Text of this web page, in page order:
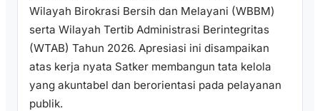
Wilayah Birokrasi Bersih dan Melayani (WBBM)
serta Wilayah Tertib Administrasi Berintegritas
(WTAB) Tahun 2026. Apresiasi ini disampaikan
atas kerja nyata Satker membangun tata kelola
yang akuntabel dan berorientasi pada pelayanan
publik.